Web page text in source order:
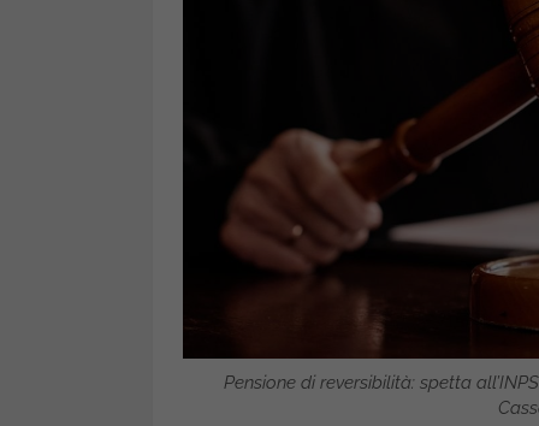
Pensione di reversibilità: spetta